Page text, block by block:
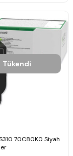
Tükendi
70C80K0 Siyah